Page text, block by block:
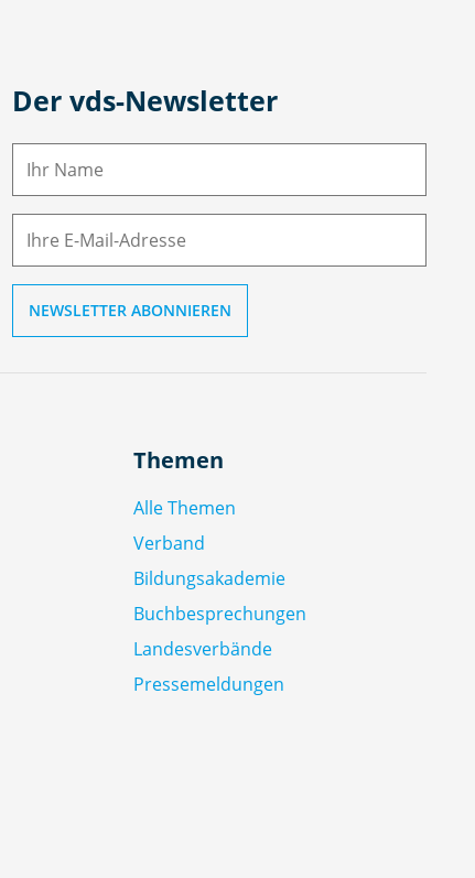
Der vds-Newsletter
N
M
Themen
Alle Themen
Verband
Bildungsakademie
Buchbesprechungen
Landesverbände
Pressemeldungen